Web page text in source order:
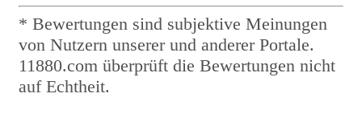
* Bewertungen sind subjektive Meinungen
von Nutzern unserer und anderer Portale.
11880.com überprüft die Bewertungen nicht
auf Echtheit.